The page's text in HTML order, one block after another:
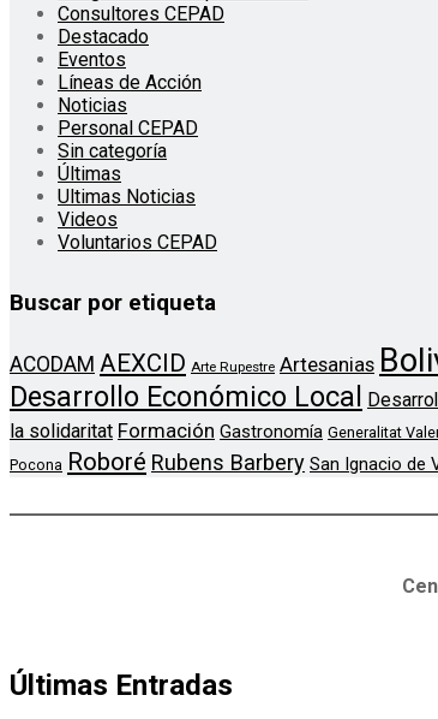
Consultores CEPAD
Destacado
Eventos
Líneas de Acción
Noticias
Personal CEPAD
Sin categoría
Últimas
Ultimas Noticias
Videos
Voluntarios CEPAD
Buscar por etiqueta
ACODAM AEXCID Arte Rupestre Artesanias
Desarrollo Económico Local
la solidaritat Formación Gastronomía Generalitat
Pocona Roboré Rubens Barbery San Ignacio de
Últimas Entradas